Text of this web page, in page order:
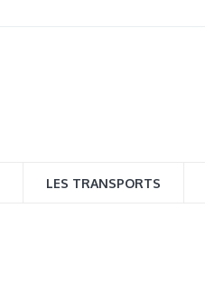
LES TRANSPORTS